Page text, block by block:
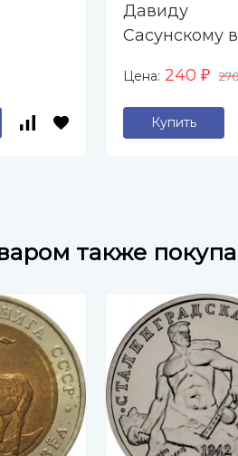
Давиду
Сасунскому в
Цена: 240 ₽
Купить
также